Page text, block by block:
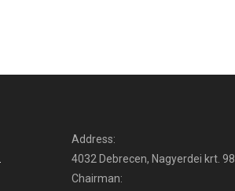
Address:
4032 Debrecen, Nagyerdei krt. 98.
Chairman: